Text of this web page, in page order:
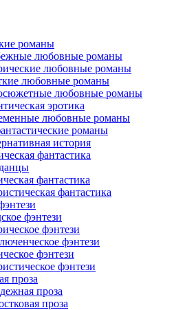
романы
любовные романы
любовные романы
любовные романы
любовные романы
эротика
любовные романы
романы
история
фантастика
фантастика
фантастика
фэнтези
фэнтези
фэнтези
фэнтези
фэнтези
проза
проза
проза